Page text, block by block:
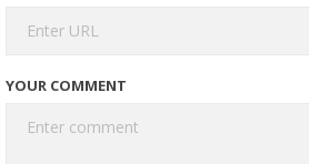
YOUR COMMENT